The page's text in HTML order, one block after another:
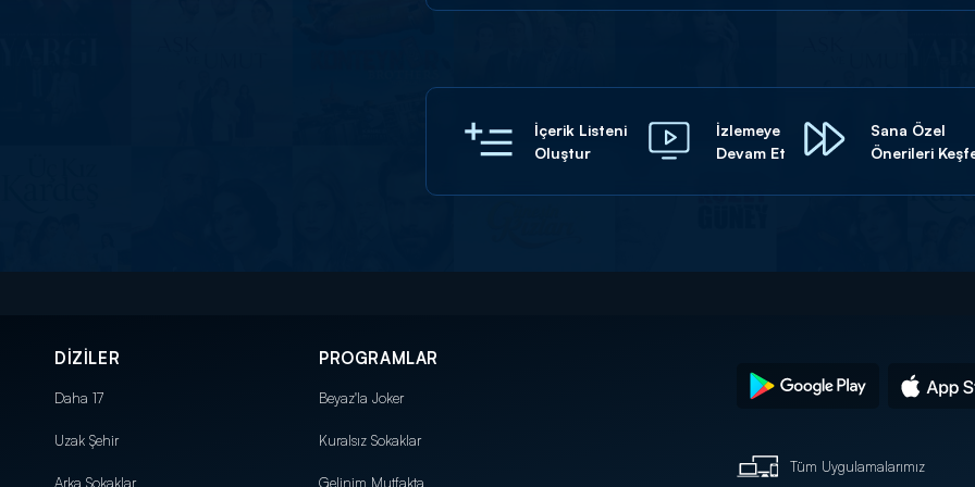
İçerik Listeni
Oluştur
İzlemeye
Devam Et
Sana Özel
Önerileri
DİZİLER
Daha 17
Uzak Şehir
Arka Sokaklar
PROGRAMLAR
Beyaz'la Joker
Kuralsız Sokaklar
Gelinim Mutfakta
Tüm Uygulamalarımız